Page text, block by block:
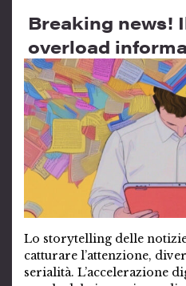
Breaking news!
overload
Lo storytelling delle
catturare l’attenzione,
serialità. L’accelerazione